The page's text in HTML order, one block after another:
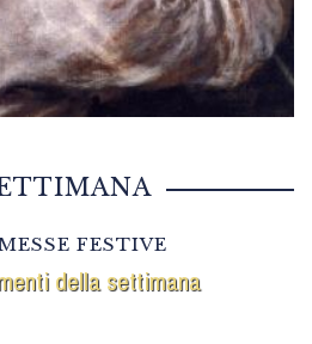
FESTIVE
della settimana